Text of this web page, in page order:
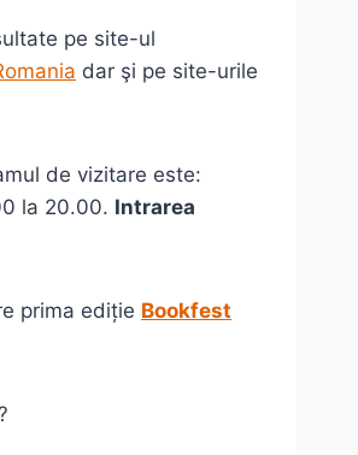
pe site-ul
dar şi pe site-urile
de vizitare este:
la 20.00. Intrarea
prima ediție Bookfest